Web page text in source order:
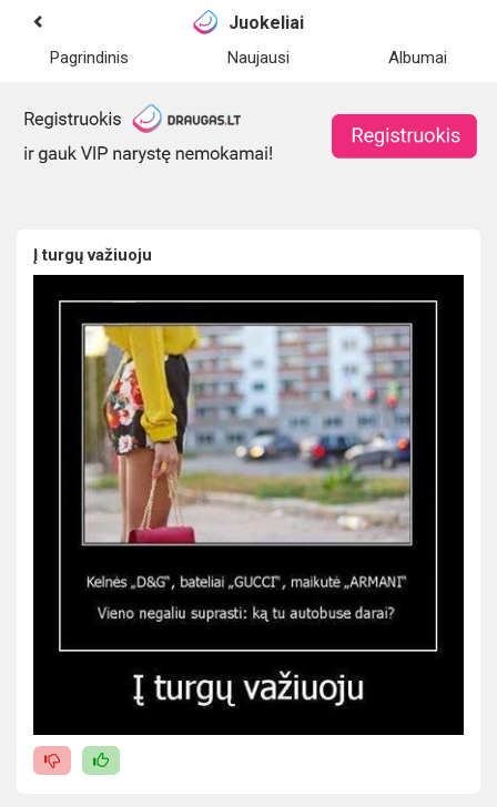
Juokeliai
Pagrindinis Naujausi Albumai
Į turgų važiuoju